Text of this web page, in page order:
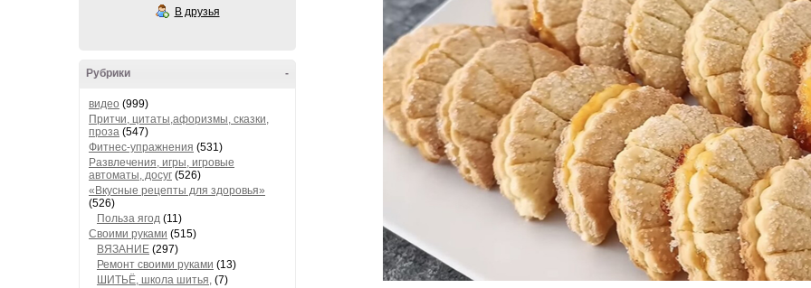
В друзья
-
Рубрики
видео (999)
Притчи, цитаты,афоризмы, сказки,
проза (547)
Фитнес-упражнения (531)
Развлечения, игры, игровые
автоматы, досуг (526)
«Вкусные рецепты для здоровья»
(526)
Польза ягод (11)
Своими руками (515)
ВЯЗАНИЕ (297)
Ремонт своими руками (13)
ШИТЬЁ, школа шитья, (7)